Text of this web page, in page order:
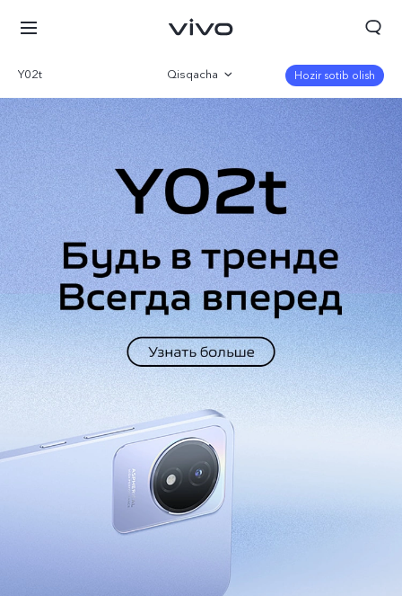
Uzbekistan(uz) | Mamlakat/mintaqani tanlash
Y02t Qisqacha
Galereya
Parametr
Hozir sotib olish